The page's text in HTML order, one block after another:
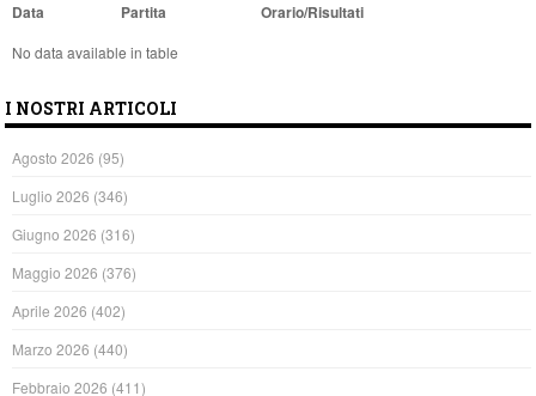
Data Partita Orario/Risultati
No data available in table
I NOSTRI ARTICOLI
Agosto 2026 (95)
Luglio 2026 (346)
Giugno 2026 (316)
Maggio 2026 (376)
Aprile 2026 (402)
Marzo 2026 (440)
Febbraio 2026 (411)